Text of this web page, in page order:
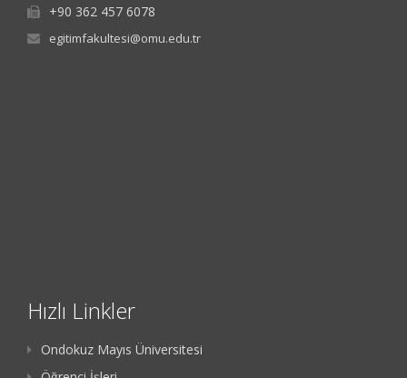
+90 362 457 6078
egitimfakultesi@omu.edu.tr
Hızlı Linkler
Ondokuz Mayıs Üniversitesi